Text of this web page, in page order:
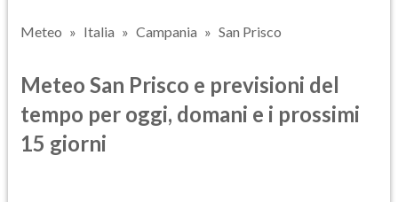
Meteo Italia Campania San Prisco
Meteo San Prisco e previsioni del
tempo per oggi, domani e i prossimi
15 giorni